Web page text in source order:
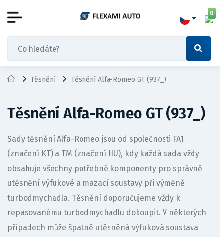
0
Těsnění Těsnění Alfa-Romeo GT (937_)
Těsnění Alfa-Romeo GT (937_)
Sady těsnění Alfa-Romeo jsou od společnosti FA1
(značení KT) a TM (značení HU), kdy každá sada vždy
obsahuje všechny potřebné komponenty pro správně
utěsnění výfukové a mazací soustavy při výměně
turbodmychadla. Těsnění doporučujeme vždy k
repasovanému turbodmychadlu dokoupit. V některých
případech může špatně utěsněná výfuková soustava